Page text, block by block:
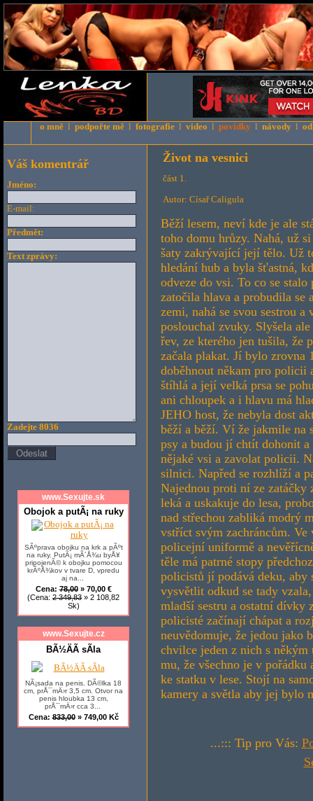
o mně l podpořte mě l fotografie l video l povídky l návody l
Život na vesnici
část 1.
Autor: Císař Caligula
Běží lesem, neví kde je ale
toho domu hrůzy. Nahá, už
šaty zakrývající její tělo. Už
hledání hub a byla šťastná,
odveze do vsi. To co se
zatočila hlava a probudila se
zemi, nahá se svou sestrou
poslouchal zvuky. Slyšela
řev, ze kterého jen tušila, že
začala plakat. Jí bylo zrovna
doběhnout někam pro policii
štíhlá a její velká prsa se
ani chloupek a i hlavu má
JEHO host, že nebyla dost
běží a běží. Ví že jakmile na
psy a budou jí chtít dohonit
nějaké vsi a zavolat policii.
silnici. Napřed se rozhlíží a
Najednou proti ní ze zatáčky
leká a uskakuje do lesa,
nad střechou zabliká modrý
vstříct svým zachráncům.
policejní uniformě a
těle má patrné stopy
policistů jí podává deku, aby
vysvětlit odkud se tady
mladší sestru a ostatní dívky
policisté začínají chápat a
neuvědomuje, že jedou jako
chvilce jeden z nich s
mu, že všechno je v
ke statku v lese. Stojí na
kamery a světla aby jej bylo
...::: Tip pro Vás:
Váš komentrář
Jméno:
E-mail:
Předmět:
Text zprávy:
Zadejte 8036
www.Sexujte.sk
Obojok a putÃ¡ na ruky
SÃºprava obojku na krk a pÃºt
na ruky. PutÃ¡ mÃ´Å¾u byÅ¥
pripojenÃ© k obojku pomocou
krÃºÅ¾kov v tvare D, vpredu
aj na...
Cena:78,00» 70,00 €
(Cena: 2 349,83 » 2 108,82
Sk)
www.Sexujte.cz
BÃ½ÄÃ­ sÃ­la
NÃ¡sada na penis. DÃ©lka 18
cm, prÅ¯mÄ›r 3,5 cm. Otvor na
penis hloubka 13 cm,
prÅ¯mÄ›r cca 3...
Cena:833,00» 749,00 Kč